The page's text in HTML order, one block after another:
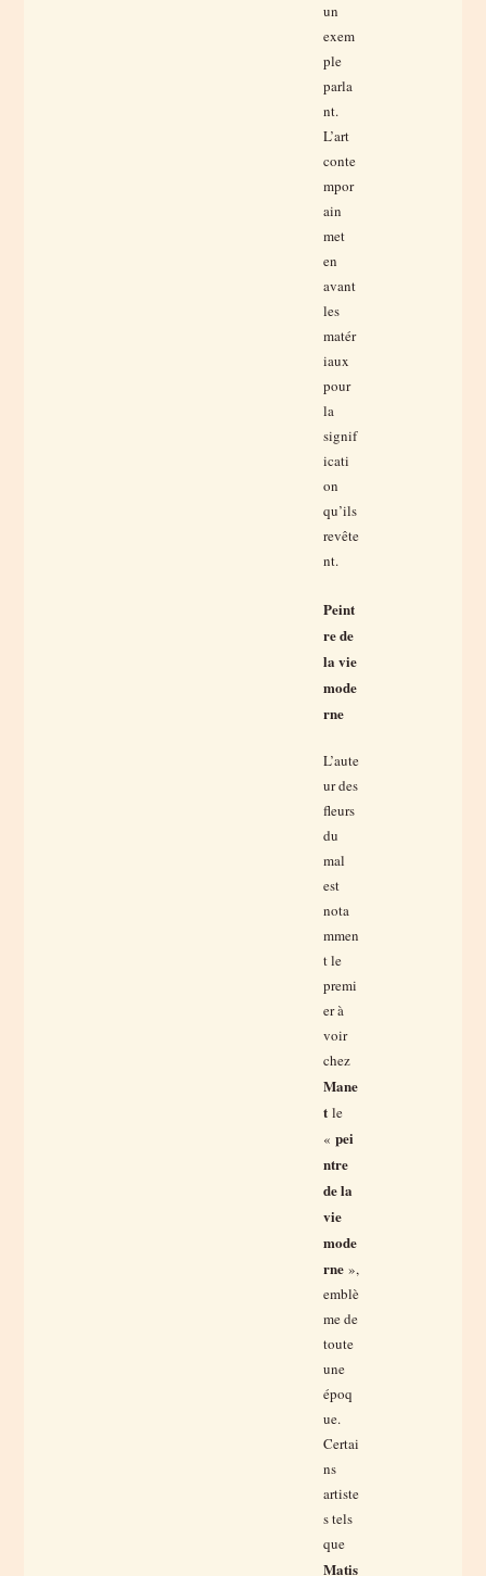
un
exem
ple
parla
nt.
L’art
conte
mpor
ain
met
en
avant
les
matér
iaux
pour
la
signif
icati
on
qu’ils
revête
nt.
Peint
re de
la vie
mode
rne
L’aute
ur des
fleurs
du
mal
est
nota
mmen
t le
premi
er à
voir
chez
Mane
t le
« pei
ntre
de la
vie
mode
rne »,
emblè
me de
toute
une
époq
ue.
Certai
ns
artiste
s tels
que
Matis